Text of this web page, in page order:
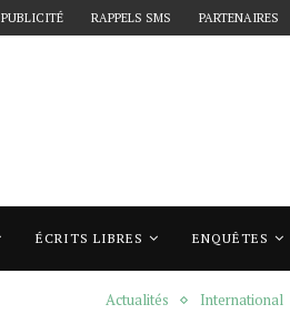
PUBLICITÉ RAPPELS SMS PARTENAIRES
ÉCRITS LIBRES ENQUÊTES
Maroc : Le festival de la bière n’est plus
Actualités International